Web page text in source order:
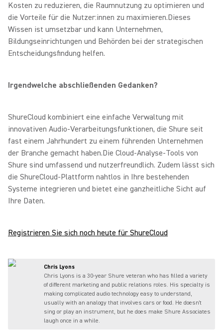
Kosten zu reduzieren, die Raumnutzung zu optimieren und
die Vorteile für die Nutzer:innen zu maximieren.Dieses
Wissen ist umsetzbar und kann Unternehmen,
Bildungseinrichtungen und Behörden bei der strategischen
Entscheidungsfindung helfen.
Irgendwelche abschließenden Gedanken?
ShureCloud kombiniert eine einfache Verwaltung mit
innovativen Audio-Verarbeitungsfunktionen, die Shure seit
fast einem Jahrhundert zu einem führenden Unternehmen
der Branche gemacht haben.Die Cloud-Analyse-Tools von
Shure sind umfassend und nutzerfreundlich. Zudem lässt sich
die ShureCloud-Plattform nahtlos in Ihre bestehenden
Systeme integrieren und bietet eine ganzheitliche Sicht auf
Ihre Daten.
Registrieren Sie sich noch heute für ShureCloud
Chris Lyons
Chris Lyons is a 30-year Shure veteran who has filled a variety
of different marketing and public relations roles. His specialty is
making complicated audio technology easy to understand,
usually with an analogy that involves cars or food. He doesn't
sing or play an instrument, but he does make Shure Associates
laugh once in a while.